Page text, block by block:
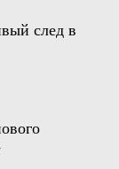
след в